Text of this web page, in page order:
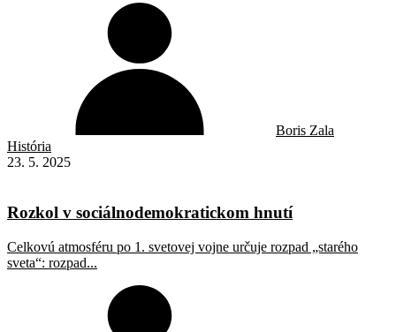
Boris Zala
História
23. 5. 2025
Rozkol v sociálno­demokratickom hnutí
Celkovú atmosféru po 1. svetovej vojne určuje rozpad „starého
sveta“: rozpad...